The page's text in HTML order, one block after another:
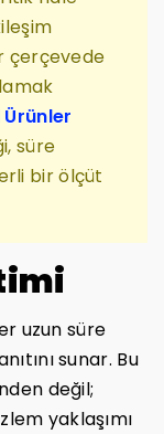
çerçevede
süre
bir ölçüt
uzun süre
sunar. Bu
değil;
yaklaşımı